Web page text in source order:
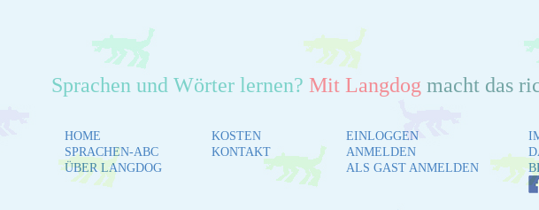
Sprachen und Wörter lernen? Mit Langdog macht das
HOME
SPRACHEN-ABC
ÜBER LANGDOG
KOSTEN
KONTAKT
EINLOGGEN
ANMELDEN
ALS GAST ANMELDEN